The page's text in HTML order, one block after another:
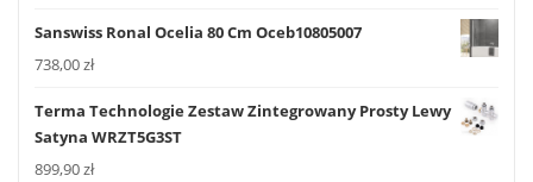
Sanswiss Ronal Ocelia 80 Cm Oceb10805007
738,00zł
Terma Technologie Zestaw Zintegrowany Prosty Lewy
Satyna WRZT5G3ST
899,90zł